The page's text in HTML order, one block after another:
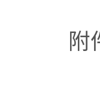
附件